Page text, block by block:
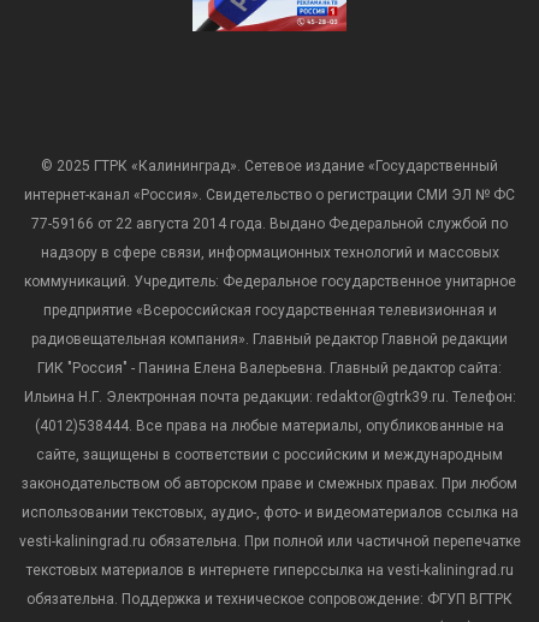
© 2025 ГТРК «Калининград». Сетевое издание «Государственный
интернет-канал «Россия». Свидетельство о регистрации СМИ ЭЛ № ФС
77-59166 от 22 августа 2014 года. Выдано Федеральной службой по
надзору в сфере связи, информационных технологий и массовых
коммуникаций. Учредитель: Федеральное государственное унитарное
предприятие «Всероссийская государственная телевизионная и
радиовещательная компания». Главный редактор Главной редакции
ГИК "Россия" - Панина Елена Валерьевна. Главный редактор сайта:
Ильина Н.Г. Электронная почта редакции: redaktor@gtrk39.ru. Телефон:
(4012)538444. Все права на любые материалы, опубликованные на
сайте, защищены в соответствии с российским и международным
законодательством об авторском праве и смежных правах. При любом
использовании текстовых, аудио-, фото- и видеоматериалов ссылка на
vesti-kaliningrad.ru обязательна. При полной или частичной перепечатке
текстовых материалов в интернете гиперссылка на vesti-kaliningrad.ru
обязательна. Поддержка и техническое сопровождение: ФГУП ВГТРК